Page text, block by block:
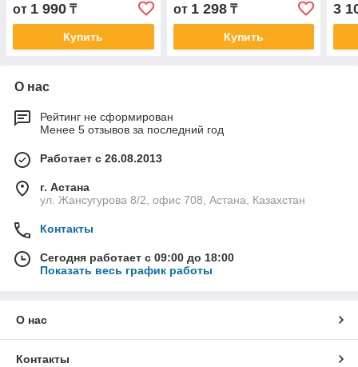
от 1 990 ₸
Купить
от 1 298₸
Купить
3
О нас
Рейтинг не сформирован
Менее 5 отзывов за последний год
Работает с 26.08.2013
г. Астана
ул. Жансугурова 8/2, офис 708, Астана, Казахстан
Контакты
Сегодня работает с 09:00 до 18:00
Показать весь график работы
О нас
Контакты